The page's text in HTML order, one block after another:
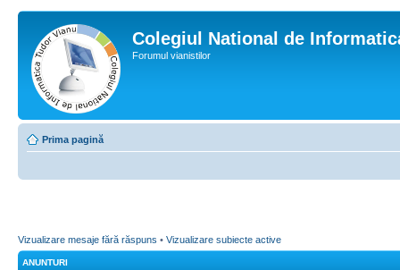
Colegiul National de
Forumul vianistilor
Prima pagină
Vizualizare mesaje fără răspuns • Vizualizare subiecte active
ANUNTURI